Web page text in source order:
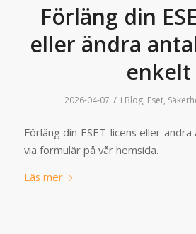
Förläng din
eller ändra
enkelt
2026-04-07 / i Blog, Eset,
Förläng din ESET-licens eller
via formulär på vår hemsida.
Läs mer